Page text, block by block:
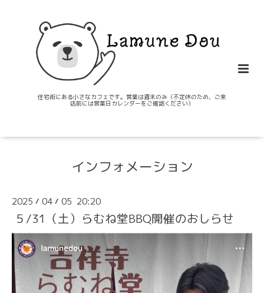
住宅街にある小さなカフェです。営業は週末のみ（不定休のため、ご来
店前には営業日カレンダーをご確認ください）
インフォメーション
2025 / 04 / 05 20:20
５/31（土）らむね堂BBQ開催のおしらせ